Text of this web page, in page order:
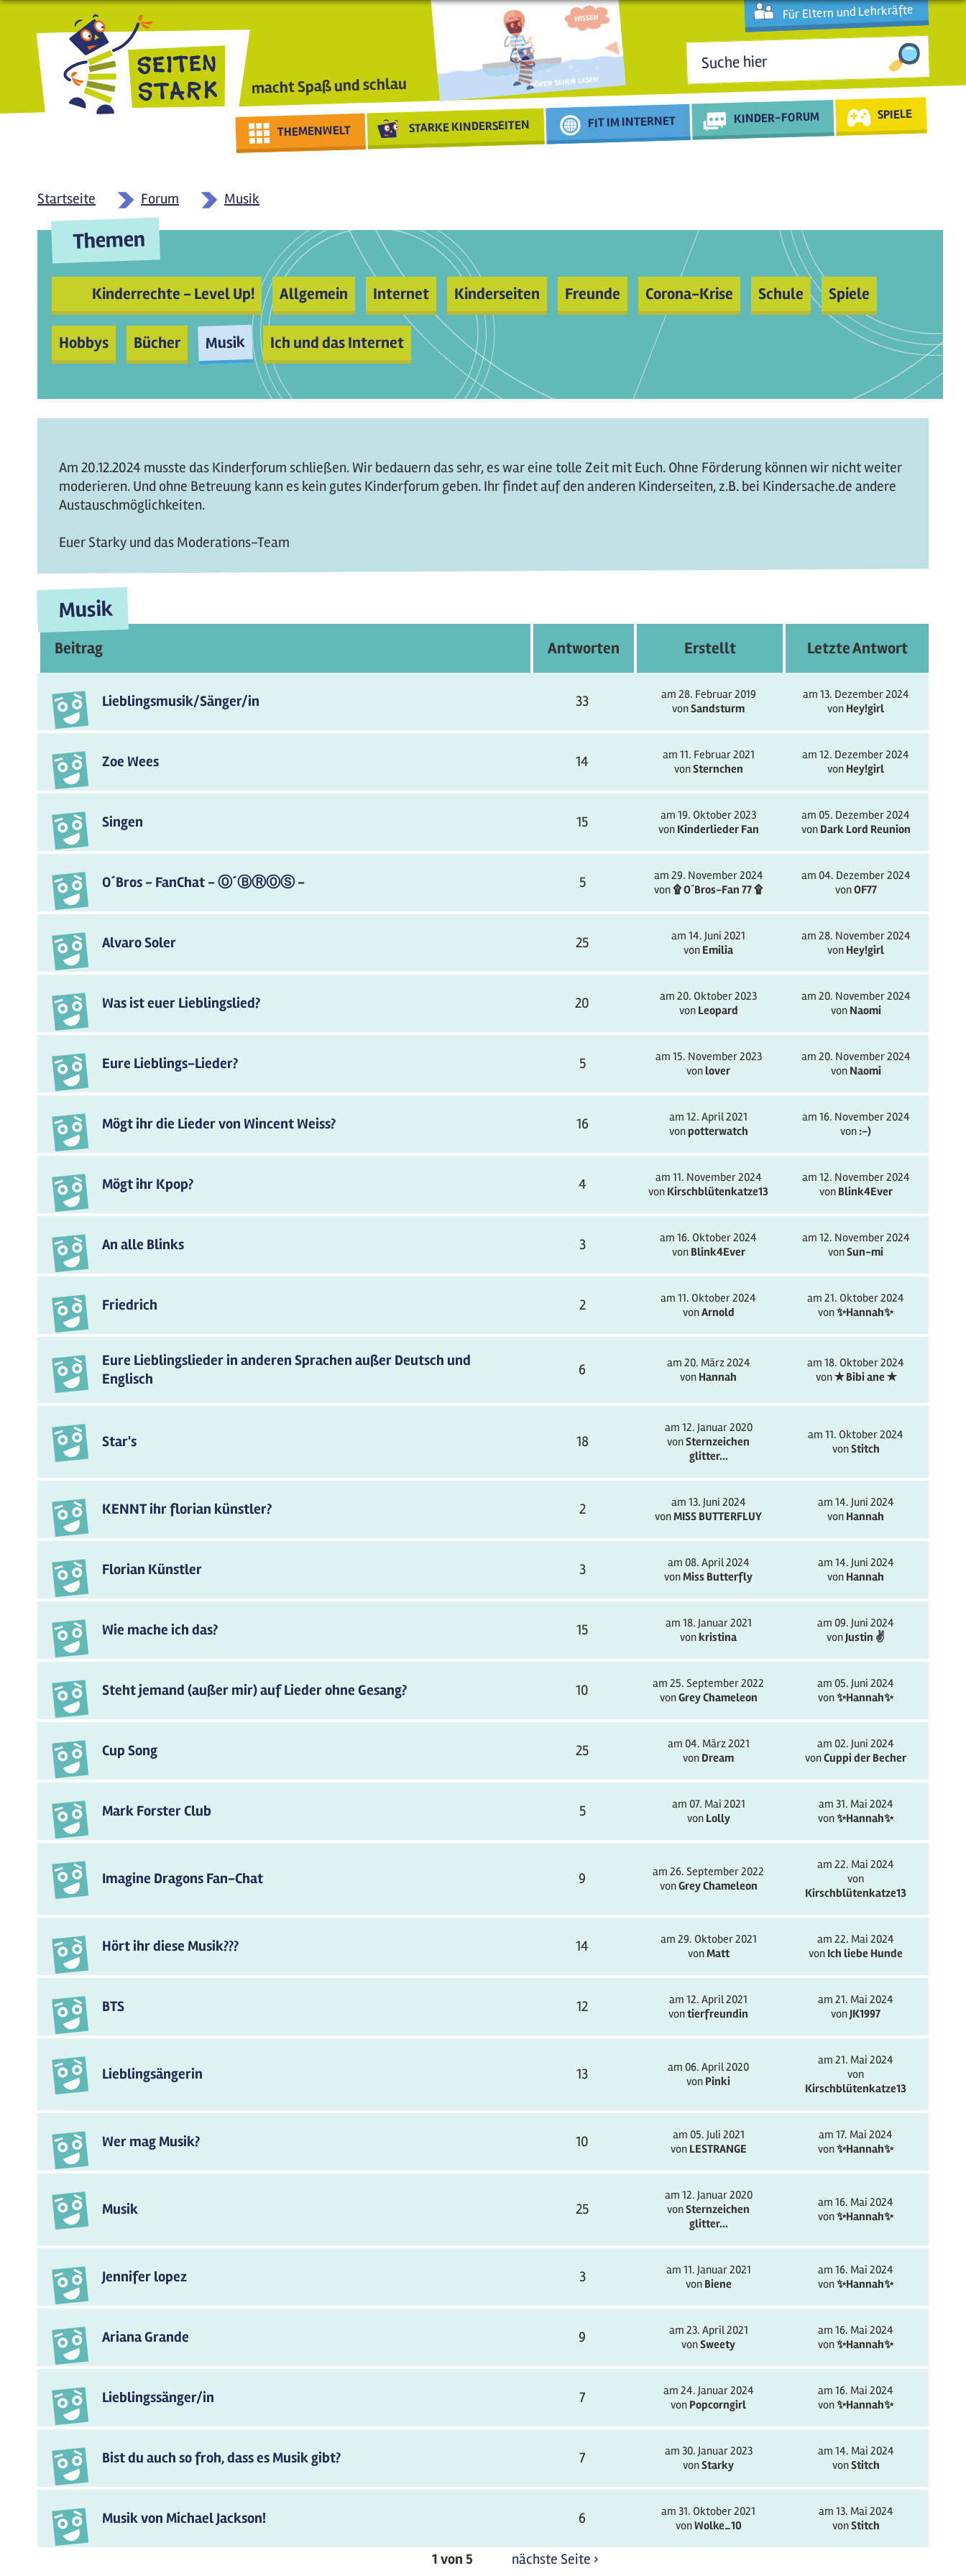
Direkt zum Inhalt
macht Spaß und schlau
Für Eltern und Lehrkräfte
Suchformular
THEMENWELT STARKE KINDERSEITEN FIT IM INTERNET KINDER-FORUM SPIELE
Startseite Forum Musik
Themen
Kinderrechte - Level Up! Allgemein Internet Kinderseiten Freunde Corona-Krise Schule Spiele
Hobbys Bücher Musik Ich und das Internet
Am 20.12.2024 musste das Kinderforum schließen. Wir bedauern das sehr, es war eine tolle Zeit mit Euch. Ohne Förderung können wir nicht weiter
moderieren. Und ohne Betreuung kann es kein gutes Kinderforum geben. Ihr findet auf den anderen Kinderseiten, z.B. bei Kindersache.de andere
Austauschmöglichkeiten.
Euer Starky und das Moderations-Team
Musik
Beitrag Antworten Erstellt Letzte Antwort
Lieblingsmusik/Sänger/in 33
am 28. Februar 2019
vonSandsturm
am 13. Dezember 2024
von Hey!girl
Zoe Wees 14
am 11. Februar 2021
vonSternchen
am 12. Dezember 2024
von Hey!girl
Singen 15
am 19. Oktober 2023
von Kinderlieder Fan
am 05. Dezember 2024
von Dark Lord Reunion
O´Bros - FanChat - Ⓞ´ⒷⓇⓄⓈ - 5
am 29. November 2024
von۩ O´Bros-Fan 77 ۩
am 04. Dezember 2024
vonOF77
Alvaro Soler 25
am 14. Juni 2021
von Emilia
am 28. November 2024
von Hey!girl
Was ist euer Lieblingslied? 20
am 20. Oktober 2023
von Leopard
am 20. November 2024
von Naomi
Eure Lieblings-Lieder? 5
am 15. November 2023
vonlover
am 20. November 2024
von Naomi
Mögt ihr die Lieder von Wincent Weiss? 16
am 12. April 2021
vonpotterwatch
am 16. November 2024
von:-)
Mögt ihr Kpop? 4
am 11. November 2024
von Kirschblütenkatze13
am 12. November 2024
von Blink4Ever
An alle Blinks 3
am 16. Oktober 2024
von Blink4Ever
am 12. November 2024
vonSun-mi
Friedrich 2
am 11. Oktober 2024
vonArnold
am 21. Oktober 2024
von✨️Hannah✨️
Eure Lieblingslieder in anderen Sprachen außer Deutsch und
Englisch
6
am 20. März 2024
von Hannah
am 18. Oktober 2024
von✭ Bibi ane ✭
Star's 18
am 12. Januar 2020
vonSternzeichen
glitter...
am 11. Oktober 2024
vonStitch
KENNT ihr florian künstler? 2
am 13. Juni 2024
vonMISS BUTTERFLUY
am 14. Juni 2024
von Hannah
Florian Künstler 3
am 08. April 2024
vonMiss Butterfly
am 14. Juni 2024
von Hannah
Wie mache ich das? 15
am 18. Januar 2021
vonkristina
am 09. Juni 2024
vonJustin ✌️
Steht jemand (außer mir) auf Lieder ohne Gesang? 10
am 25. September 2022
vonGrey Chameleon
am 05. Juni 2024
von✨️Hannah✨️
Cup Song 25
am 04. März 2021
von Dream
am 02. Juni 2024
vonCuppi der Becher
Mark Forster Club 5
am 07. Mai 2021
von Lolly
am 31. Mai 2024
von✨️Hannah✨️
Imagine Dragons Fan-Chat 9
am 26. September 2022
vonGrey Chameleon
am 22. Mai 2024
von
Kirschblütenkatze13
Hört ihr diese Musik??? 14
am 29. Oktober 2021
vonMatt
am 22. Mai 2024
von Ich liebe Hunde
BTS 12
am 12. April 2021
vontierfreundin
am 21. Mai 2024
vonJK1997
Lieblingsängerin 13
am 06. April 2020
von Pinki
am 21. Mai 2024
von
Kirschblütenkatze13
Wer mag Musik? 10
am 05. Juli 2021
von LESTRANGE
am 17. Mai 2024
von✨️Hannah✨️
Musik 25
am 12. Januar 2020
vonSternzeichen
glitter...
am 16. Mai 2024
von✨️Hannah✨️
Jennifer lopez 3
am 11. Januar 2021
von Biene
am 16. Mai 2024
von✨️Hannah✨️
Ariana Grande 9
am 23. April 2021
vonSweety
am 16. Mai 2024
von✨️Hannah✨️
Lieblingssänger/in 7
am 24. Januar 2024
von Popcorngirl
am 16. Mai 2024
von✨️Hannah✨️
Bist du auch so froh, dass es Musik gibt? 7
am 30. Januar 2023
vonStarky
am 14. Mai 2024
vonStitch
Musik von Michael Jackson! 6
am 31. Oktober 2021
vonWolke_10
am 13. Mai 2024
vonStitch
1 von 5 nächste Seite ›